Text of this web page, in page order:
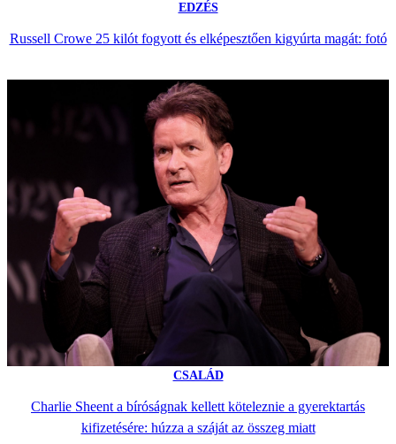
EDZÉS
Russell Crowe 25 kilót fogyott és elképesztően kigyúrta magát: fotó
CSALÁD
Charlie Sheent a bíróságnak kellett köteleznie a gyerektartás
kifizetésére: húzza a száját az összeg miatt